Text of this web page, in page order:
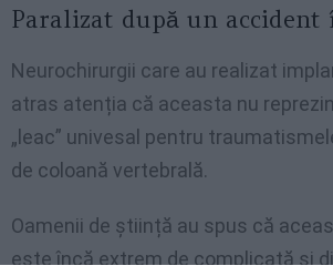
Paralizat după un
Neurochirurgii care au realizat
atras atenția că aceasta nu
„leac” univesal pentru
de coloană vertebrală.
Oamenii de știință au spus că
este încă extrem de complicată și